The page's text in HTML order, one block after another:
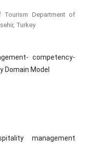
Tourism Department of
Turkey
competency-
Model
management